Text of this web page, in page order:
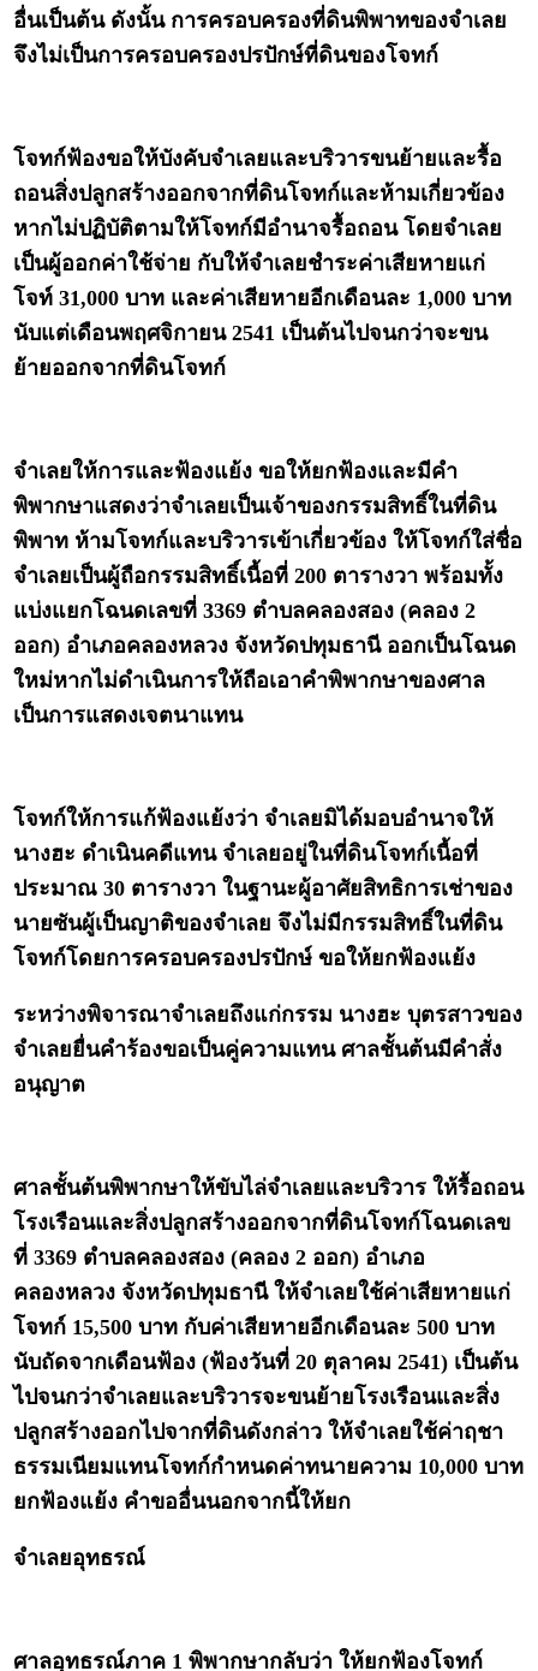
อื่นเป็นต้น ดังนั้น การครอบครองที่ดินพิพาทของจำเลย
จึงไม่เป็นการครอบครองปรปักษ์ที่ดินของโจทก์
โจทก์ฟ้องขอให้บังคับจำเลยและบริวารขนย้ายและรื้อ
ถอนสิ่งปลูกสร้างออกจากที่ดินโจทก์และห้ามเกี่ยวข้อง
หากไม่ปฏิบัติตามให้โจทก์มีอำนาจรื้อถอน โดยจำเลย
เป็นผู้ออกค่าใช้จ่าย กับให้จำเลยชำระค่าเสียหายแก่
โจท์ 31,000 บาท และค่าเสียหายอีกเดือนละ 1,000 บาท
นับแต่เดือนพฤศจิกายน 2541 เป็นต้นไปจนกว่าจะขน
ย้ายออกจากที่ดินโจทก์
จำเลยให้การและฟ้องแย้ง ขอให้ยกฟ้องและมีคำ
พิพากษาแสดงว่าจำเลยเป็นเจ้าของกรรมสิทธิ์ในที่ดิน
พิพาท ห้ามโจทก์และบริวารเข้าเกี่ยวข้อง ให้โจทก์ใส่ชื่อ
จำเลยเป็นผู้ถือกรรมสิทธิ์เนื้อที่ 200 ตารางวา พร้อมทั้ง
แบ่งแยกโฉนดเลขที่ 3369 ตำบลคลองสอง (คลอง 2
ออก) อำเภอคลองหลวง จังหวัดปทุมธานี ออกเป็นโฉนด
ใหม่หากไม่ดำเนินการให้ถือเอาคำพิพากษาของศาล
เป็นการแสดงเจตนาแทน
โจทก์ให้การแก้ฟ้องแย้งว่า จำเลยมิได้มอบอำนาจให้
นางฮะ ดำเนินคดีแทน จำเลยอยู่ในที่ดินโจทก์เนื้อที่
ประมาณ 30 ตารางวา ในฐานะผู้อาศัยสิทธิการเช่าของ
นายซันผู้เป็นญาติของจำเลย จึงไม่มีกรรมสิทธิ์ในที่ดิน
โจทก์โดยการครอบครองปรปักษ์ ขอให้ยกฟ้องแย้ง
ระหว่างพิจารณาจำเลยถึงแก่กรรม นางฮะ บุตรสาวของ
จำเลยยื่นคำร้องขอเป็นคู่ความแทน ศาลชั้นต้นมีคำสั่ง
อนุญาต
ศาลชั้นต้นพิพากษาให้ขับไล่จำเลยและบริวาร ให้รื้อถอน
โรงเรือนและสิ่งปลูกสร้างออกจากที่ดินโจทก์โฉนดเลข
ที่ 3369 ตำบลคลองสอง (คลอง 2 ออก) อำเภอ
คลองหลวง จังหวัดปทุมธานี ให้จำเลยใช้ค่าเสียหายแก่
โจทก์ 15,500 บาท กับค่าเสียหายอีกเดือนละ 500 บาท
นับถัดจากเดือนฟ้อง (ฟ้องวันที่ 20 ตุลาคม 2541) เป็นต้น
ไปจนกว่าจำเลยและบริวารจะขนย้ายโรงเรือนและสิ่ง
ปลูกสร้างออกไปจากที่ดินดังกล่าว ให้จำเลยใช้ค่าฤชา
ธรรมเนียมแทนโจทก์กำหนดค่าทนายความ 10,000 บาท
ยกฟ้องแย้ง คำขออื่นนอกจากนี้ให้ยก
จำเลยอุทธรณ์
ศาลอุทธรณ์ภาค 1 พิพากษากลับว่า ให้ยกฟ้องโจทก์